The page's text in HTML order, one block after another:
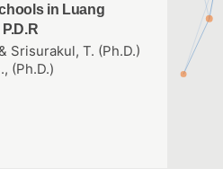
in Luang
Srisurakul, T. (Ph.D.)
(Ph.D.)